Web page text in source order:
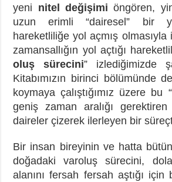
yeni nitel değişimi öngören,
uzun erimli “dairesel” bir
hareketliliğe yol açmış olmasıyla
zamansallığın yol açtığı
oluş sürecini” izlediğimizde
Kitabımızın birinci bölümünde
koymaya çalıştığımız üzere bu
geniş zaman aralığı
daireler çizerek ilerleyen bir
Bir insan bireyinin ve hatta bütün
doğadaki varoluş sürecini,
alanını fersah fersah aştığı için